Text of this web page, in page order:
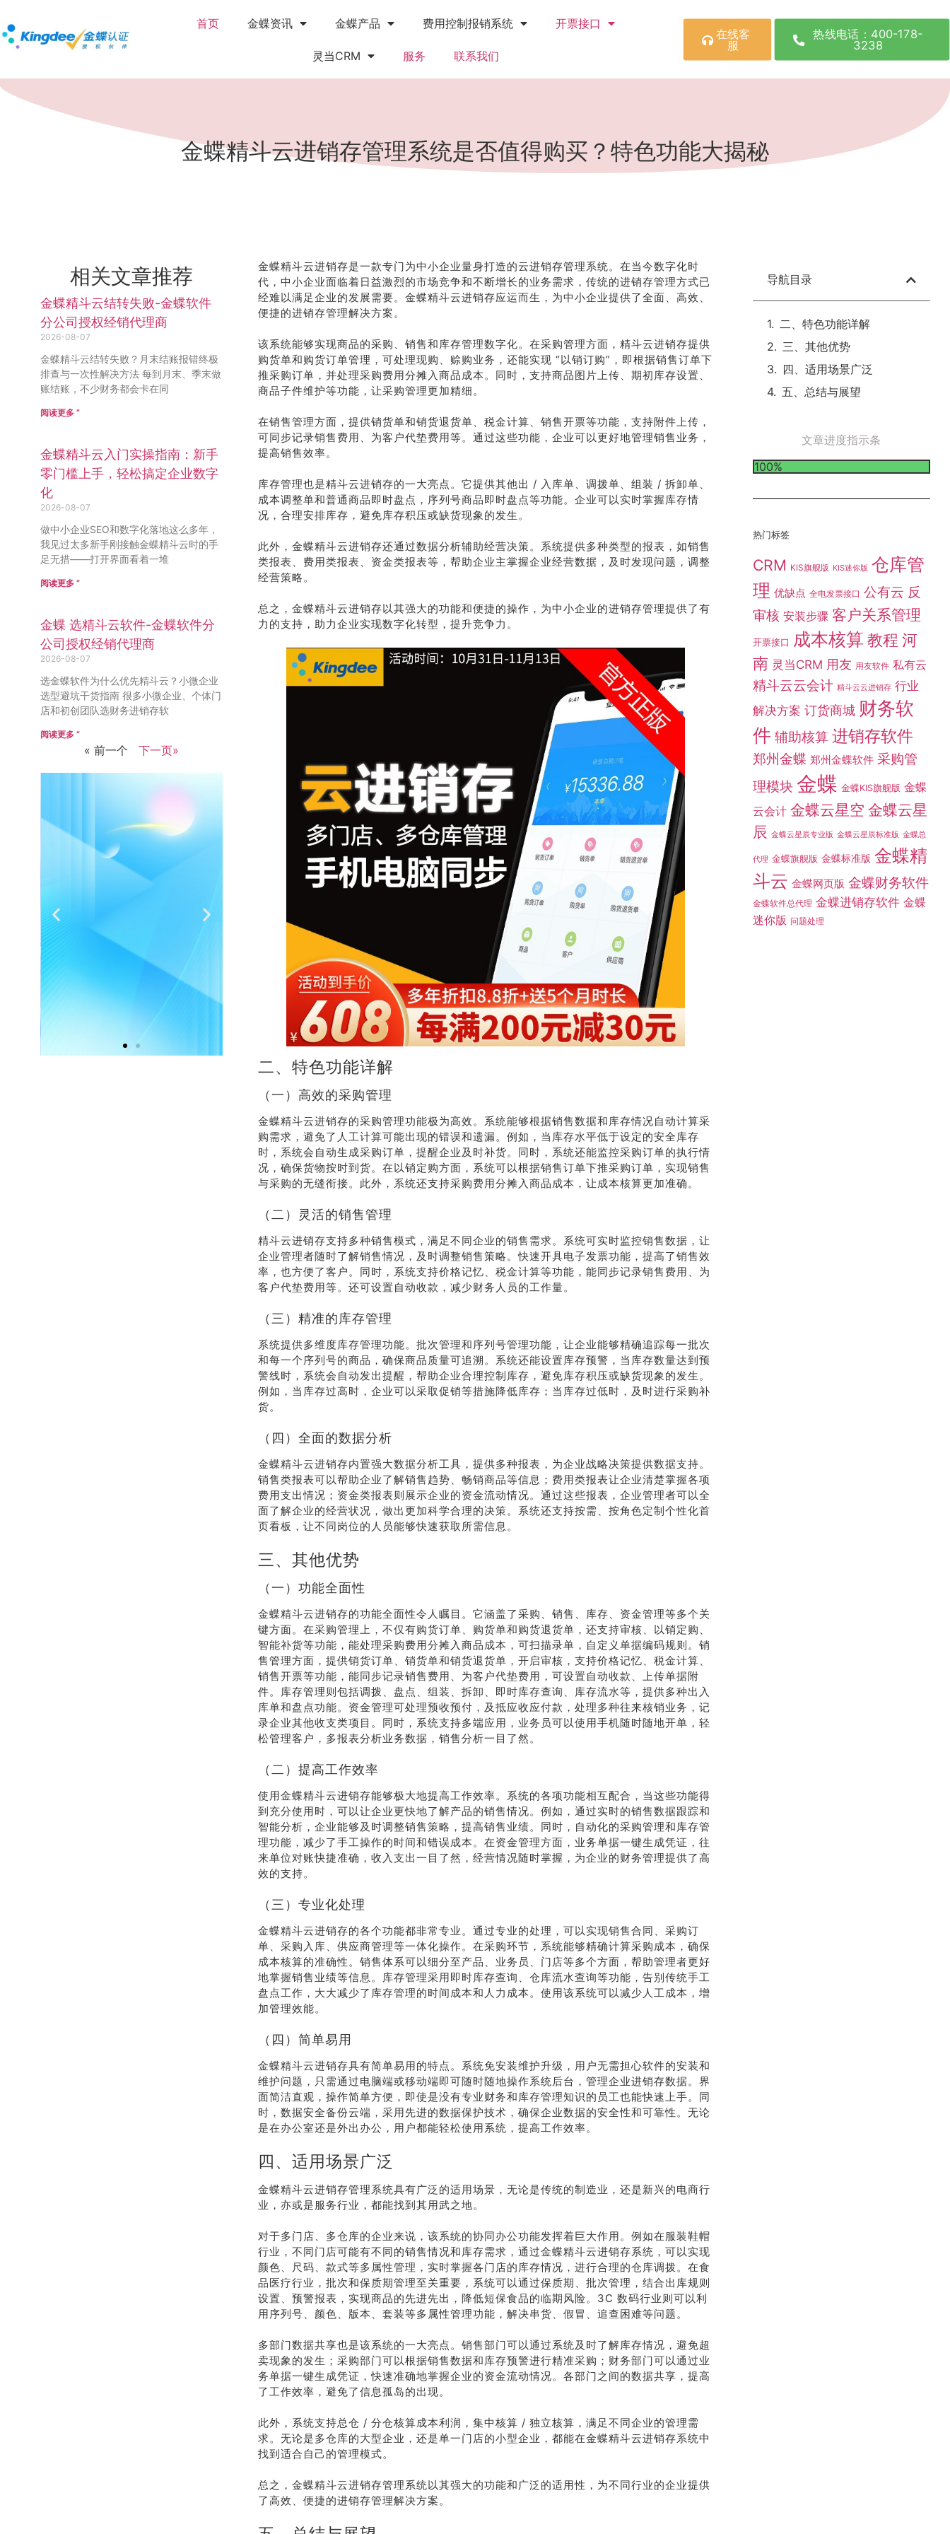
首页 金蝶资讯 金蝶产品 费用控制报销系统 开票接口
灵当CRM 服务 联系我们
在线客
服
热线电话：400-178-
3238
金蝶精斗云进销存管理系统是否值得购买？特色功能大揭秘
相关文章推荐
金蝶精斗云结转失败-金蝶软件
分公司授权经销代理商
2026-08-07
金蝶精斗云结转失败？月末结账报错终极
排查与一次性解决方法 每到月末、季末做
账结账，不少财务都会卡在同
阅读更多 ”
金蝶精斗云入门实操指南：新手
零门槛上手，轻松搞定企业数字
化
2026-08-07
做中小企业SEO和数字化落地这么多年，
我见过太多新手刚接触金蝶精斗云时的手
足无措——打开界面看着一堆
阅读更多 ”
金蝶 选精斗云软件-金蝶软件分
公司授权经销代理商
2026-08-07
选金蝶软件为什么优先精斗云？小微企业
选型避坑干货指南 很多小微企业、个体门
店和初创团队选财务进销存软
阅读更多 ”
« 前一个 下一页»
推荐
有礼
销售
热线
3238
在线沟
通
金蝶精斗云进销存是一款专门为中小企业量身打造的云进销存管理系统。在当今数字化时
代，中小企业面临着日益激烈的市场竞争和不断增长的业务需求，传统的进销存管理方式已
经难以满足企业的发展需要。金蝶精斗云进销存应运而生，为中小企业提供了全面、高效、
便捷的进销存管理解决方案。
该系统能够实现商品的采购、销售和库存管理数字化。在采购管理方面，精斗云进销存提供
购货单和购货订单管理，可处理现购、赊购业务，还能实现 “以销订购”，即根据销售订单下
推采购订单，并处理采购费用分摊入商品成本。同时，支持商品图片上传、期初库存设置、
商品子件维护等功能，让采购管理更加精细。
在销售管理方面，提供销货单和销货退货单、税金计算、销售开票等功能，支持附件上传，
可同步记录销售费用、为客户代垫费用等。通过这些功能，企业可以更好地管理销售业务，
提高销售效率。
库存管理也是精斗云进销存的一大亮点。它提供其他出 / 入库单、调拨单、组装 / 拆卸单、
成本调整单和普通商品即时盘点，序列号商品即时盘点等功能。企业可以实时掌握库存情
况，合理安排库存，避免库存积压或缺货现象的发生。
此外，金蝶精斗云进销存还通过数据分析辅助经营决策。系统提供多种类型的报表，如销售
类报表、费用类报表、资金类报表等，帮助企业主掌握企业经营数据，及时发现问题，调整
经营策略。
总之，金蝶精斗云进销存以其强大的功能和便捷的操作，为中小企业的进销存管理提供了有
力的支持，助力企业实现数字化转型，提升竞争力。
二、特色功能详解
（一）高效的采购管理
金蝶精斗云进销存的采购管理功能极为高效。系统能够根据销售数据和库存情况自动计算采
购需求，避免了人工计算可能出现的错误和遗漏。例如，当库存水平低于设定的安全库存
时，系统会自动生成采购订单，提醒企业及时补货。同时，系统还能监控采购订单的执行情
况，确保货物按时到货。在以销定购方面，系统可以根据销售订单下推采购订单，实现销售
与采购的无缝衔接。此外，系统还支持采购费用分摊入商品成本，让成本核算更加准确。
（二）灵活的销售管理
精斗云进销存支持多种销售模式，满足不同企业的销售需求。系统可实时监控销售数据，让
企业管理者随时了解销售情况，及时调整销售策略。快速开具电子发票功能，提高了销售效
率，也方便了客户。同时，系统支持价格记忆、税金计算等功能，能同步记录销售费用、为
客户代垫费用等。还可设置自动收款，减少财务人员的工作量。
（三）精准的库存管理
系统提供多维度库存管理功能。批次管理和序列号管理功能，让企业能够精确追踪每一批次
和每一个序列号的商品，确保商品质量可追溯。系统还能设置库存预警，当库存数量达到预
警线时，系统会自动发出提醒，帮助企业合理控制库存，避免库存积压或缺货现象的发生。
例如，当库存过高时，企业可以采取促销等措施降低库存；当库存过低时，及时进行采购补
货。
（四）全面的数据分析
金蝶精斗云进销存内置强大数据分析工具，提供多种报表，为企业战略决策提供数据支持。
销售类报表可以帮助企业了解销售趋势、畅销商品等信息；费用类报表让企业清楚掌握各项
费用支出情况；资金类报表则展示企业的资金流动情况。通过这些报表，企业管理者可以全
面了解企业的经营状况，做出更加科学合理的决策。系统还支持按需、按角色定制个性化首
页看板，让不同岗位的人员能够快速获取所需信息。
三、其他优势
（一）功能全面性
金蝶精斗云进销存的功能全面性令人瞩目。它涵盖了采购、销售、库存、资金管理等多个关
键方面。在采购管理上，不仅有购货订单、购货单和购货退货单，还支持审核、以销定购、
智能补货等功能，能处理采购费用分摊入商品成本，可扫描录单，自定义单据编码规则。销
售管理方面，提供销货订单、销货单和销货退货单，开启审核，支持价格记忆、税金计算、
销售开票等功能，能同步记录销售费用、为客户代垫费用，可设置自动收款、上传单据附
件。库存管理则包括调拨、盘点、组装、拆卸、即时库存查询、库存流水等，提供多种出入
库单和盘点功能。资金管理可处理预收预付，及抵应收应付款，处理多种往来核销业务，记
录企业其他收支类项目。同时，系统支持多端应用，业务员可以使用手机随时随地开单，轻
松管理客户，多报表分析业务数据，销售分析一目了然。
（二）提高工作效率
使用金蝶精斗云进销存能够极大地提高工作效率。系统的各项功能相互配合，当这些功能得
到充分使用时，可以让企业更快地了解产品的销售情况。例如，通过实时的销售数据跟踪和
智能分析，企业能够及时调整销售策略，提高销售业绩。同时，自动化的采购管理和库存管
理功能，减少了手工操作的时间和错误成本。在资金管理方面，业务单据一键生成凭证，往
来单位对账快捷准确，收入支出一目了然，经营情况随时掌握，为企业的财务管理提供了高
效的支持。
（三）专业化处理
金蝶精斗云进销存的各个功能都非常专业。通过专业的处理，可以实现销售合同、采购订
单、采购入库、供应商管理等一体化操作。在采购环节，系统能够精确计算采购成本，确保
成本核算的准确性。销售体系可以细分至产品、业务员、门店等多个方面，帮助管理者更好
地掌握销售业绩等信息。库存管理采用即时库存查询、仓库流水查询等功能，告别传统手工
盘点工作，大大减少了库存管理的时间成本和人力成本。使用该系统可以减少人工成本，增
加管理效能。
（四）简单易用
金蝶精斗云进销存具有简单易用的特点。系统免安装维护升级，用户无需担心软件的安装和
维护问题，只需通过电脑端或移动端即可随时随地操作系统后台，管理企业进销存数据。界
面简洁直观，操作简单方便，即使是没有专业财务和库存管理知识的员工也能快速上手。同
时，数据安全备份云端，采用先进的数据保护技术，确保企业数据的安全性和可靠性。无论
是在办公室还是外出办公，用户都能轻松使用系统，提高工作效率。
四、适用场景广泛
金蝶精斗云进销存管理系统具有广泛的适用场景，无论是传统的制造业，还是新兴的电商行
业，亦或是服务行业，都能找到其用武之地。
对于多门店、多仓库的企业来说，该系统的协同办公功能发挥着巨大作用。例如在服装鞋帽
行业，不同门店可能有不同的销售情况和库存需求，通过金蝶精斗云进销存系统，可以实现
颜色、尺码、款式等多属性管理，实时掌握各门店的库存情况，进行合理的仓库调拨。在食
品医疗行业，批次和保质期管理至关重要，系统可以通过保质期、批次管理，结合出库规则
设置、预警报表，实现商品的先进先出，降低短保食品的临期风险。3C 数码行业则可以利
用序列号、颜色、版本、套装等多属性管理功能，解决串货、假冒、追查困难等问题。
多部门数据共享也是该系统的一大亮点。销售部门可以通过系统及时了解库存情况，避免超
卖现象的发生；采购部门可以根据销售数据和库存预警进行精准采购；财务部门可以通过业
务单据一键生成凭证，快速准确地掌握企业的资金流动情况。各部门之间的数据共享，提高
了工作效率，避免了信息孤岛的出现。
此外，系统支持总仓 / 分仓核算成本利润，集中核算 / 独立核算，满足不同企业的管理需
求。无论是多仓库的大型企业，还是单一门店的小型企业，都能在金蝶精斗云进销存系统中
找到适合自己的管理模式。
总之，金蝶精斗云进销存管理系统以其强大的功能和广泛的适用性，为不同行业的企业提供
了高效、便捷的进销存管理解决方案。
导航目录
二、特色功能详解
三、其他优势
四、适用场景广泛
五、总结与展望
文章进度指示条
100%
热门标签
CRM KIS旗舰版 KIS迷你版 仓库管
理 优缺点 全电发票接口 公有云 反
审核 安装步骤 客户关系管理
开票接口 成本核算 教程 河
南 灵当CRM 用友 用友软件 私有云
精斗云云会计 精斗云云进销存 行业
解决方案 订货商城 财务软
件 辅助核算 进销存软件
郑州金蝶 郑州金蝶软件 采购管
理模块 金蝶 金蝶KIS旗舰版 金蝶
云会计 金蝶云星空 金蝶云星
辰 金蝶云星辰专业版 金蝶云星辰标准版 金蝶总
代理 金蝶旗舰版 金蝶标准版 金蝶精
斗云 金蝶网页版 金蝶财务软件
金蝶软件总代理 金蝶进销存软件 金蝶
迷你版 问题处理